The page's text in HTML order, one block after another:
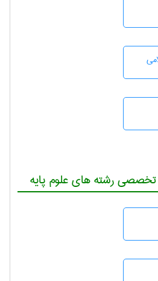
رشته های علوم پایه